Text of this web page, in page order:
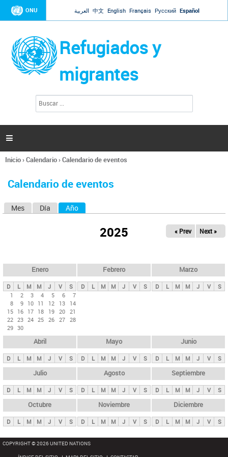
Jump to navigation
ONU العربية 中文 English Français Русский Español
Refugiados y
migrantes
l
d
s

Se
usted
Inicio›Calendario›Calendario de eventos
Calendario de eventos
s
p
n
i
p
a
l
s
Mes Día Año
2025 « Prev Next »
Enero
D L M M J V
S
1
2 3 4 5 6
7
8
9 10 11 12 13
14
15 16 17 18 19 20 21
22 23 24 25 26 27 28
29 30
Febrero
D L M M J V S
Marzo
D L M M J V S
Abril
D L M M J V S
Mayo
D L M M J V S
Junio
D L M M J V S
Julio
D L M M J V S
Agosto
D L M M J V S
Septiembre
D L M M J V S
Octubre
D L M M J V S
Noviembre
D L M M J V S
Diciembre
D L M M J V S
COPYRIGHT © 2026 UNITED NATIONS